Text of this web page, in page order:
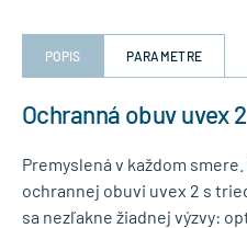
POPIS PARAMETRE
Ochranná obuv uvex
Premyslená v každom
ochrannej obuvi uvex 2 s
sa nezľakne žiadnej výzvy: